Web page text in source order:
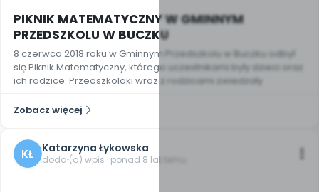
PIKNIK MATEMATYCZNY W GMINNYM
PRZEDSZKOLU W BUCZKU
8 czerwca 2018 roku w Gminnym Przedszkolu w Buczku odbył
się Piknik Matematyczny, którego uczestnikami były dzieci oraz
ich rodzice. Przedszkolaki wraz z rodzicami zwiedzały
Zobacz więcej
KŁ Katarzyna Łykowska
dodał(a) wpis · ponad 8 lat temu